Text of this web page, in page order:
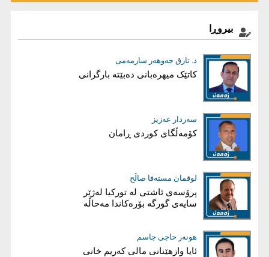
بیروڕا
د. تارق جەوهەر سارمەمى
کاتێک میهرەبانی دەبێتە بارگرانی
سەردار عەزیز
کۆمەڵگای کوردی ڕامان
لوقمان مستەفا صاڵح
پرۆسەی ئاشتی لە توركیا لەژێر
سایەی گورگە بۆرەكاندا مەحاڵە
هونەر حاجی جاسم
ئایا وازهێنانی مالی کەریم‌ خانی
ئاری محەمەد هەرسین
خەونێکم هەیە
بڵند دلێر شاوەیس
قەیرانی دارایی عێراق، کەمی داهات
فارس نەورۆڵی
شەڕ لەسەر هیچ!
ئاریز عەبدوڵا
ئايا چۆن هەرێم دەڕوخێ؟